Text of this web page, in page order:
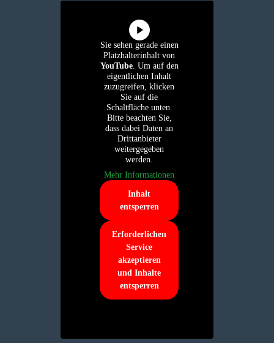
Sie sehen gerade einen
Platzhalterinhalt von
YouTube. Um auf den
eigentlichen Inhalt
zuzugreifen, klicken
Sie auf die
Schaltfläche unten.
Bitte beachten Sie,
dass dabei Daten an
Drittanbieter
weitergegeben
werden.
Mehr Informationen
Inhalt
entsperren
Erforderlichen
Service
akzeptieren
und Inhalte
entsperren